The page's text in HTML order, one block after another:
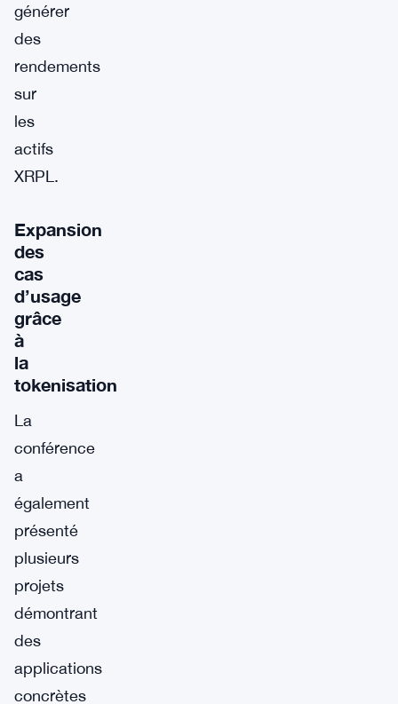
générer
des
rendements
sur
les
actifs
XRPL.
Expansion
des
cas
d’usage
grâce
à
la
tokenisation
La
conférence
a
également
présenté
plusieurs
projets
démontrant
des
applications
concrètes